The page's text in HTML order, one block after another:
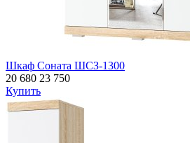
Шкаф Соната ШСЗ-1300
20 680 23 750
Купить